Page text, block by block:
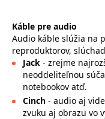
Káble pre audio
Audio káble slúžia na
reproduktorov,
Jack - zrejme
neoddeliteľnou
notebookov atď.
Cinch - audio aj
zvuku aj obrazu vo